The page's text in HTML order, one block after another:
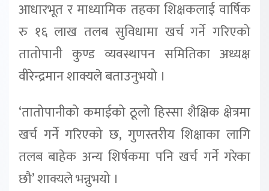
आधारभूत र माध्यामिक तहका शिक्षकलाई वार्षिक
रु १६ लाख तलब सुविधामा खर्च गर्ने गरिएको
तातोपानी कुण्ड व्यवस्थापन समितिका अध्यक्ष
वीरेन्द्रमान शाक्यले बताउनुभयो ।
‘तातोपानीको कमाईको ठूलो हिस्सा शैक्षिक क्षेत्रमा
खर्च गर्ने गरिएको छ, गुणस्तरीय शिक्षाका लागि
तलब बाहेक अन्य शिर्षकमा पनि खर्च गर्ने गरेका
छौ’ शाक्यले भन्नुभयो ।